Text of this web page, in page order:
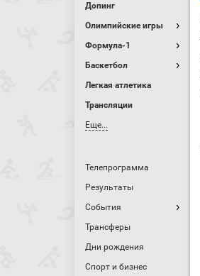
Допинг
Олимпийские игры
Формула-1
Баскетбол
Легкая атлетика
Трансляции
Еще...
Телепрограмма
Результаты
События
Трансферы
Дни рождения
Спорт и бизнес